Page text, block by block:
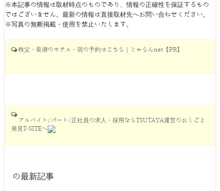
※本記事の情報は取材時点のものであり、情報の正確性を保証するもの
ではございません。最新の情報は直接取材先へお問い合わせください。
※写真の無断掲載・使用を禁止いたします。
秩父・長瀞のホテル・宿の予約はこちら｜じゃらんnet【PR】
アルバイト/パート/正社員の求人・採用ならTSUTAYA運営のおしごと
発見T-SITEへ
の最新記事